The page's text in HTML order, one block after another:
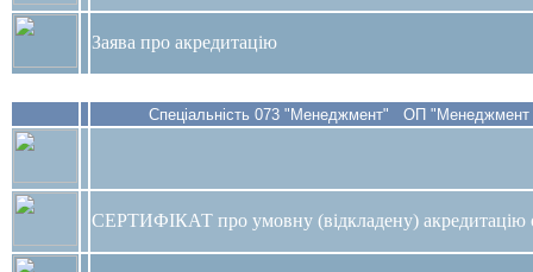
Заява про акредитацію
Спеціальність 073 "Менеджмент" ОП "Менеджмент
СЕРТИФІКАТ про умовну (відкладену) акредитацію